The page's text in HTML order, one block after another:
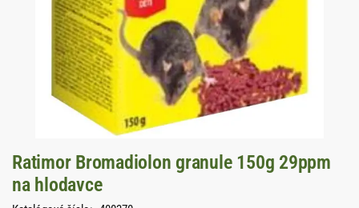
Ratimor Bromadiolon granule 150g 29ppm
na hlodavce